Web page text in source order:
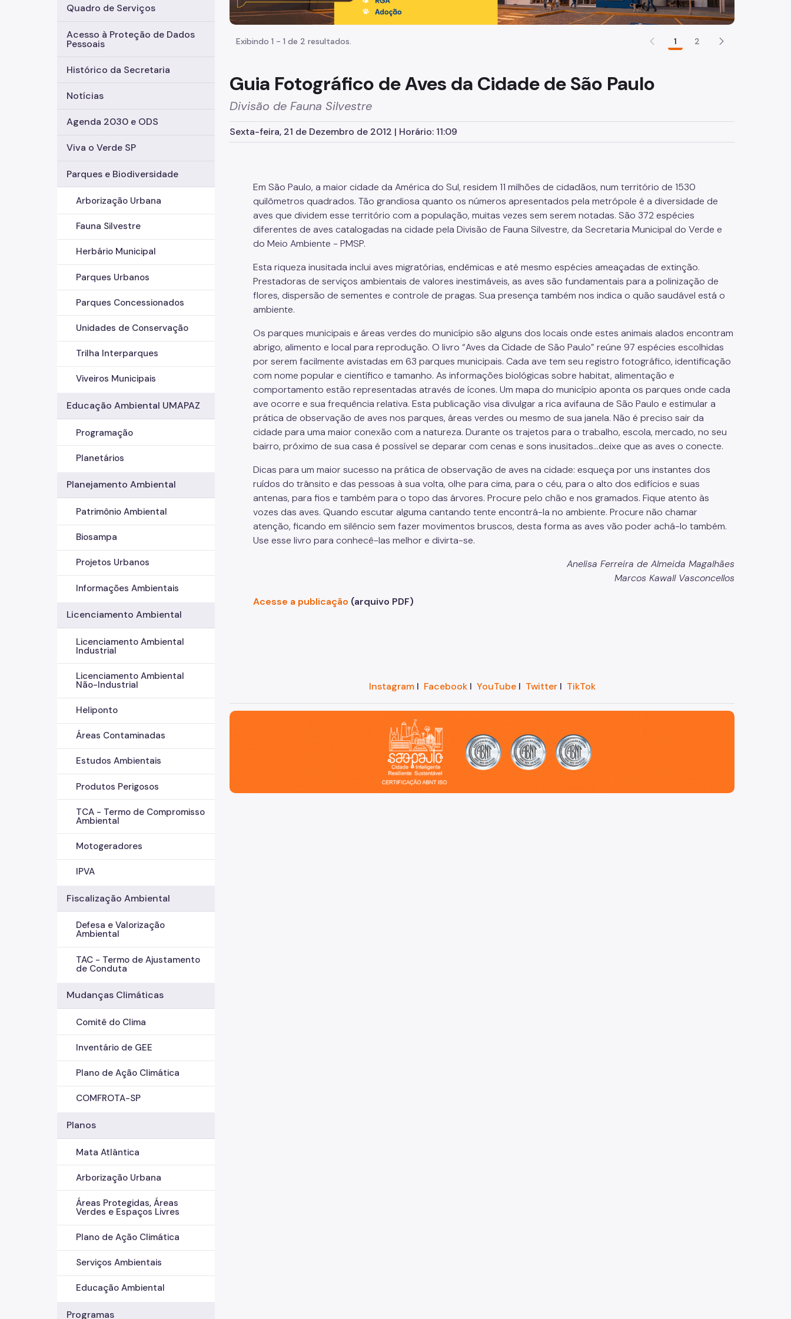
Quadro de Serviços
Acesso à Proteção de Dados
Pessoais
Histórico da Secretaria
Notícias
Agenda 2030 e ODS
Viva o Verde SP
Parques e Biodiversidade
Arborização Urbana
Fauna Silvestre
Herbário Municipal
Parques Urbanos
Parques Concessionados
Unidades de Conservação
Trilha Interparques
Viveiros Municipais
Educação Ambiental UMAPAZ
Programação
Planetários
Planejamento Ambiental
Patrimônio Ambiental
Biosampa
Projetos Urbanos
Informações Ambientais
Licenciamento Ambiental
Licenciamento Ambiental
Industrial
Licenciamento Ambiental
Não-Industrial
Heliponto
Áreas Contaminadas
Estudos Ambientais
Produtos Perigosos
TCA - Termo de Compromisso
Ambiental
Motogeradores
IPVA
Fiscalização Ambiental
Defesa e Valorização
Ambiental
TAC - Termo de Ajustamento
de Conduta
Mudanças Climáticas
Comitê do Clima
Inventário de GEE
Plano de Ação Climática
COMFROTA-SP
Planos
Mata Atlântica
Arborização Urbana
Áreas Protegidas, Áreas
Verdes e Espaços Livres
Plano de Ação Climática
Serviços Ambientais
Educação Ambiental
Programas
Exibindo 1 - 1 de 2 resultados. 1 2
Guia Fotográfico de Aves da Cidade de São Paulo
Divisão de Fauna Silvestre
Sexta-feira, 21 de Dezembro de 2012 | Horário: 11:09
Em São Paulo, a maior cidade da América do Sul, residem 11 milhões de cidadãos, num território de 1530
quilômetros quadrados. Tão grandiosa quanto os números apresentados pela metrópole é a diversidade de
aves que dividem esse território com a população, muitas vezes sem serem notadas. São 372 espécies
diferentes de aves catalogadas na cidade pela Divisão de Fauna Silvestre, da Secretaria Municipal do Verde e
do Meio Ambiente - PMSP.
Esta riqueza inusitada inclui aves migratórias, endêmicas e até mesmo espécies ameaçadas de extinção.
Prestadoras de serviços ambientais de valores inestimáveis, as aves são fundamentais para a polinização de
flores, dispersão de sementes e controle de pragas. Sua presença também nos indica o quão saudável está o
ambiente.
Os parques municipais e áreas verdes do município são alguns dos locais onde estes animais alados encontram
abrigo, alimento e local para reprodução. O livro “Aves da Cidade de São Paulo” reúne 97 espécies escolhidas
por serem facilmente avistadas em 63 parques municipais. Cada ave tem seu registro fotográfico, identificação
com nome popular e científico e tamanho. As informações biológicas sobre habitat, alimentação e
comportamento estão representadas através de ícones. Um mapa do município aponta os parques onde cada
ave ocorre e sua frequência relativa. Esta publicação visa divulgar a rica avifauna de São Paulo e estimular a
prática de observação de aves nos parques, áreas verdes ou mesmo de sua janela. Não é preciso sair da
cidade para uma maior conexão com a natureza. Durante os trajetos para o trabalho, escola, mercado, no seu
bairro, próximo de sua casa é possível se deparar com cenas e sons inusitados...deixe que as aves o conecte.
Dicas para um maior sucesso na prática de observação de aves na cidade: esqueça por uns instantes dos
ruídos do trânsito e das pessoas à sua volta, olhe para cima, para o céu, para o alto dos edifícios e suas
antenas, para fios e também para o topo das árvores. Procure pelo chão e nos gramados. Fique atento às
vozes das aves. Quando escutar alguma cantando tente encontrá-la no ambiente. Procure não chamar
atenção, ficando em silêncio sem fazer movimentos bruscos, desta forma as aves vão poder achá-lo também.
Use esse livro para conhecê-las melhor e divirta-se.
Anelisa Ferreira de Almeida Magalhães
Marcos Kawall Vasconcellos
Acesse a publicação (arquivo PDF)
InstagramI FacebookI YouTubeI TwitterI TikTok
São Paulo, cidade inteligente, resiliente e sustentável